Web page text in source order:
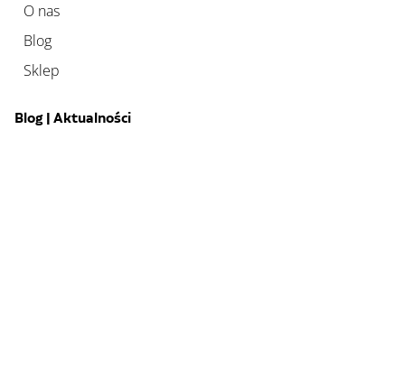
O nas
Blog
Sklep
Blog | Aktualności